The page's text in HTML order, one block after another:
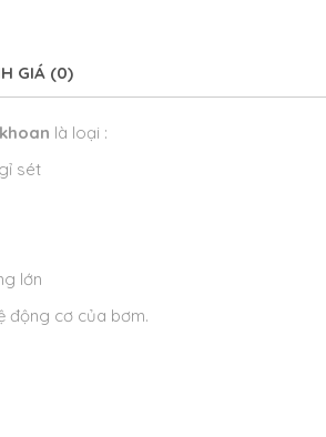
GIÁ (0)
là loại :
sét
lớn
động cơ của bơm.